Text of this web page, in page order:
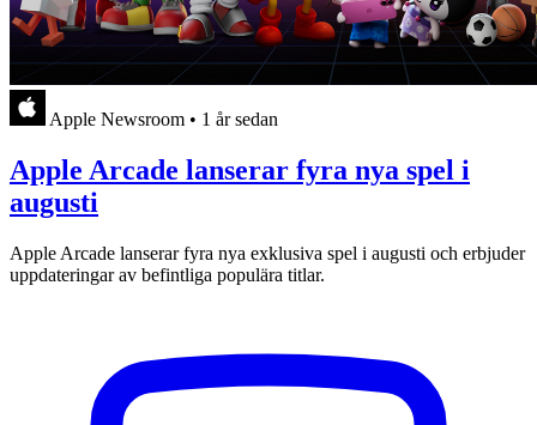
Apple Newsroom • 1 år sedan
Apple Arcade lanserar fyra nya spel i
augusti
Apple Arcade lanserar fyra nya exklusiva spel i augusti och erbjuder
uppdateringar av befintliga populära titlar.